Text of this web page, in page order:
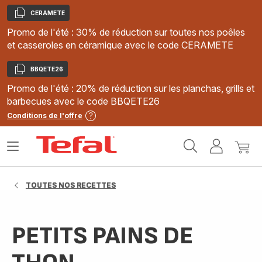
Copier
CERAMETE
Promo de l'été : 30% de réduction sur toutes nos poêles
et casseroles en céramique avec le code CERAMETE
Copier
BBQETE26
Promo de l'été : 20% de réduction sur les planchas, grills et
barbecues avec le code BBQETE26
Conditions de l'offre
MonMon
Ouvrir
TOUTES NOS RECETTES
PETITS PAINS DE